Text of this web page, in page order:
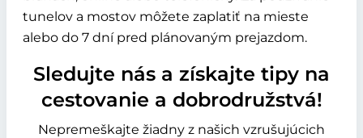
tunelov a mostov môžete zaplatiť na mieste
alebo do 7 dní pred plánovaným prejazdom.
Sledujte nás a získajte tipy na
cestovanie a dobrodružstvá!
Nepremeškajte žiadny z našich vzrušujúcich